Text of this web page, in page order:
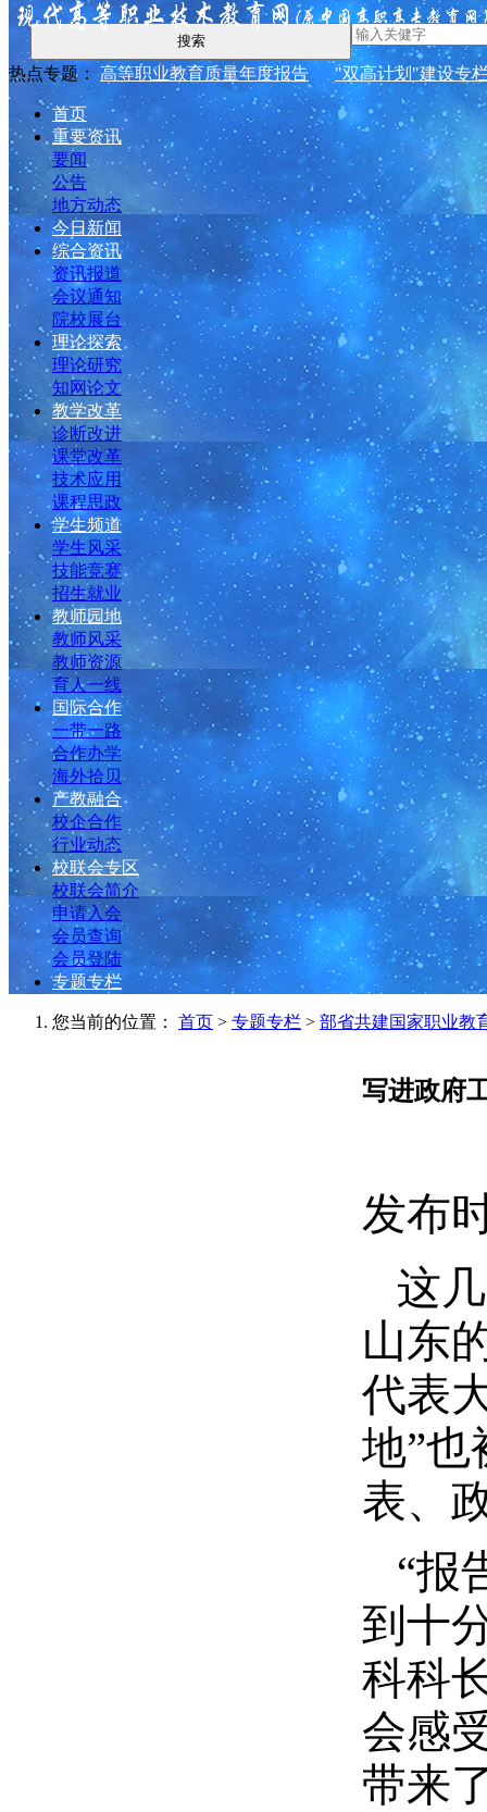
搜索
热点专题： 高等职业教育质量年度报告 "双高计划"建设专
首页
重要资讯
要闻
公告
地方动态
今日新闻
综合资讯
资讯报道
会议通知
院校展台
理论探索
理论研究
知网论文
教学改革
诊断改进
课堂改革
技术应用
课程思政
学生频道
学生风采
技能竞赛
招生就业
教师园地
教师风采
教师资源
育人一线
国际合作
一带一路
合作办学
海外拾贝
产教融合
校企合作
行业动态
校联会专区
校联会简介
申请入会
会员查询
会员登陆
专题专栏
您当前的位置： 首页 > 专题专栏 > 部省共建国家职业教
写进政府
发布
这
山东
代表
地”
表、
“报
到十
科科
会感
带来